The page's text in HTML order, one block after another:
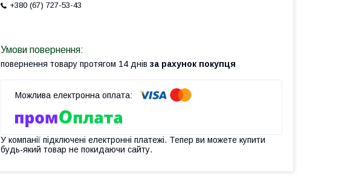
+380 (67) 727-53-43
повернення товару протягом 14 днів за рахунок покупця
У компанії підключені електронні платежі. Тепер ви можете купити
будь-який товар не покидаючи сайту.